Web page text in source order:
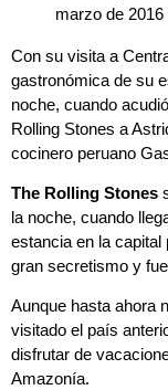
marzo de 2016
Con su visita a
gastronómica de su
noche, cuando
Rolling Stones a
cocinero peruano
The Rolling Stones
la noche, cuando
estancia en la capital
gran secretismo y
Aunque hasta ahora
visitado el país
disfrutar de
Amazonía.